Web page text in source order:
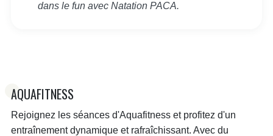
Organisation de Pool party sur devis
️‍♀️ Coaching Sportif / heure = 60 euros
Sonotherapie et aqua relaxation sur devis
dans le fun avec Natation PACA.
AQUAFITNESS
Rejoignez les séances d'Aquafitness et profitez d'un
entraînement dynamique et rafraîchissant. Avec du